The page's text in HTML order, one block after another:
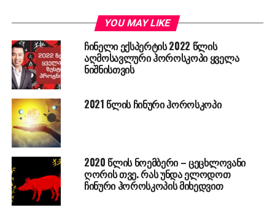
YOU MAY LIKE
ჩინელი ექსპერტის 2022 წლის
აღმოსავლური ჰოროსკოპი ყველა
ნიშნისთვის
2021 წლის ჩინური ჰოროსკოპი
2020 წლის ნოემბერი – ცეცხლოვანი
ღორის თვე. რას უნდა ელოდოთ
ჩინური ჰოროსკოპის მიხედვით